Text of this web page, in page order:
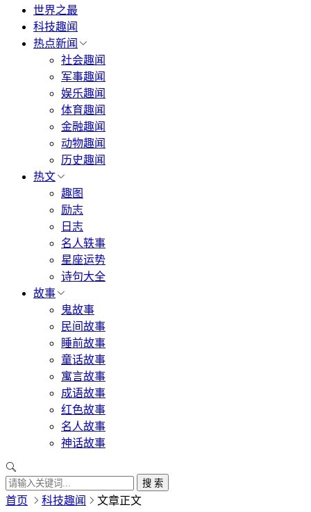
世界之最
科技趣闻
热点新闻
社会趣闻
军事趣闻
娱乐趣闻
体育趣闻
金融趣闻
动物趣闻
历史趣闻
热文
趣图
励志
日志
名人轶事
星座运势
诗句大全
故事
鬼故事
民间故事
睡前故事
童话故事
寓言故事
成语故事
红色故事
名人故事
神话故事
搜 索
首页 科技趣闻 文章正文